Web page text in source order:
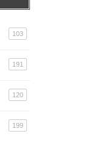
103
191
120
199